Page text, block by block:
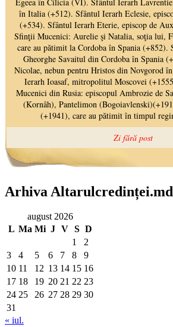
Arhiva Altarulcredinței.md
august 2026
L Ma Mi J V S D
1
2
3
4 5 6 7 8
9
10 11 12 13 14 15 16
17 18 19 20 21 22 23
24 25 26 27 28 29 30
31
« iul.